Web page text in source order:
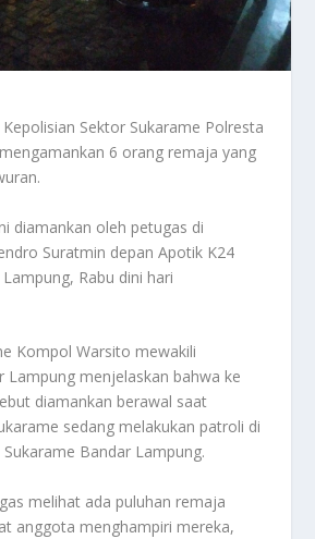
Sektor Sukarame Polresta
6 orang remaja yang
diamankan oleh petugas di
Suratmin depan Apotik K24
Rabu dini hari
Kompol Warsito mewakili
Lampung menjelaskan bahwa ke
diamankan berawal saat
sedang melakukan patroli di
Bandar Lampung.
melihat ada puluhan remaja
anggota menghampiri mereka,